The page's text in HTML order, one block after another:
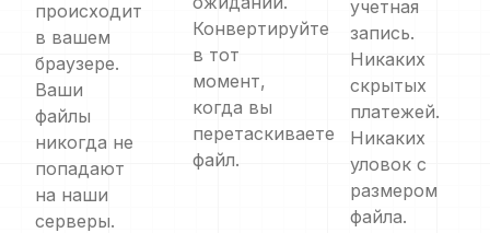
происходит
в вашем
браузере.
Ваши
файлы
никогда не
попадают
на наши
серверы.
Конвертируйте
в тот
момент,
когда вы
перетаскиваете
файл.
учетная
запись.
Никаких
скрытых
платежей.
Никаких
уловок с
размером
файла.